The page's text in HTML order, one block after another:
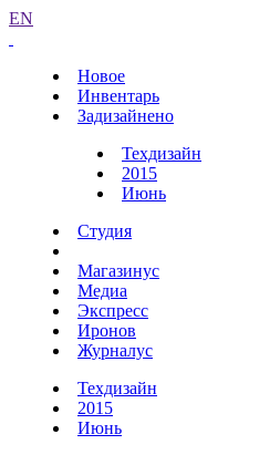
EN
Новое
Инвентарь
Задизайнено
Техдизайн
2015
Июнь
Студия
Магазинус
Медиа
Экспресс
Иронов
Журналус
Техдизайн
2015
Июнь